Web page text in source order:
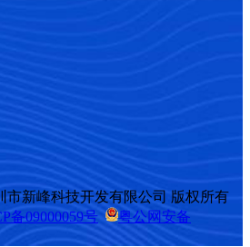
市新峰科技开发有限公司 版权所有
备09000059号
粤公网安备